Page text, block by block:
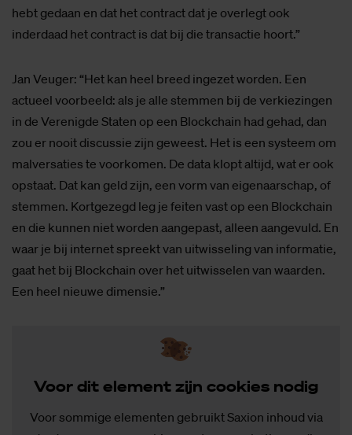
hebt gedaan en dat het contract dat je overlegt ook
inderdaad het contract is dat bij die transactie hoort.”
Jan Veuger: “Het kan heel breed ingezet worden. Een
actueel voorbeeld: als je alle stemmen bij de verkiezingen
in de Verenigde Staten op een Blockchain had gehad, dan
zou er nooit discussie zijn geweest. Het is een systeem om
malversaties te voorkomen. De data klopt altijd, wat er ook
opstaat. Dat kan geld zijn, een vorm van eigenaarschap, of
stemmen. Kortgezegd leg je feiten vast op een Blockchain
en die kunnen niet worden aangepast, alleen aangevuld. En
waar je bij internet spreekt van uitwisseling van informatie,
gaat het bij Blockchain over het uitwisselen van waarden.
Een heel nieuwe dimensie.”
Voor dit ele­ment zijn coo­kies no­dig
Voor sommige elementen gebruikt Saxion inhoud via